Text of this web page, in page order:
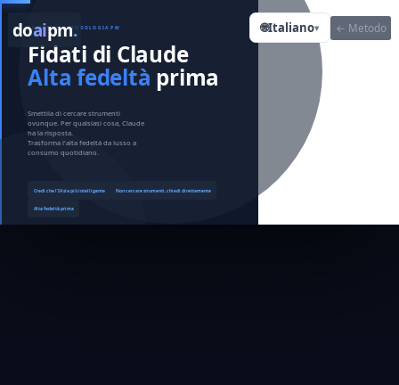
doaipm. 🌐Italiano▾ ← Metodo
AI-NATIVE METODOLOGIA PM
Fidati di Claude
Alta fedeltà prima
Smettila di cercare strumenti
ovunque. Per qualsiasi cosa, Claude
ha la risposta.
Trasforma l'alta fedeltà da lusso a
consumo quotidiano.
Credi che l'IA sia più intelligente Non cercare strumenti, chiedi direttamente
Alta fedeltà prima